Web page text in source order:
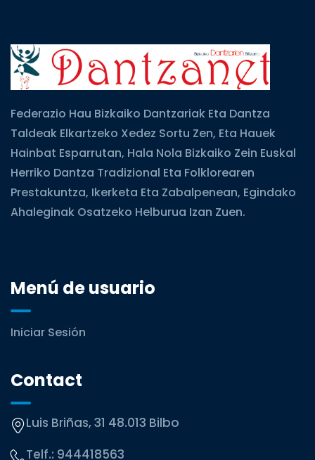
Federazio Hau Bizkaiko Dantzariak Eta Dantza
Taldeak Elkartzeko Xedez Sortu Zen, Eta Hauek
Hainbat Esparrutan, Hala Nola Bizkaiko Zein Euskal
Herriko Dantza Tradizional Eta Folklorearen
Prestakuntza, Ikerketa Eta Zabalpenean, Egindako
Ahaleginak Osatzeko Helburua Izan Zuen.
Menú de usuario
Iniciar Sesión
Contact
Luis Briñas, 31 48.013 Bilbo
Telf.: 944418563